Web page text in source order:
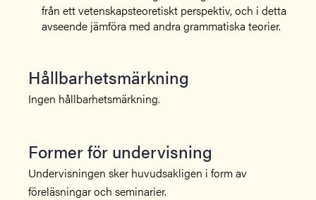
från ett vetenskapsteoretiskt perspektiv, och i detta
avseende jämföra med andra grammatiska teorier.
Hållbarhetsmärkning
Ingen hållbarhetsmärkning.
Former för undervisning
Undervisningen sker huvudsakligen i form av
föreläsningar och seminarier.